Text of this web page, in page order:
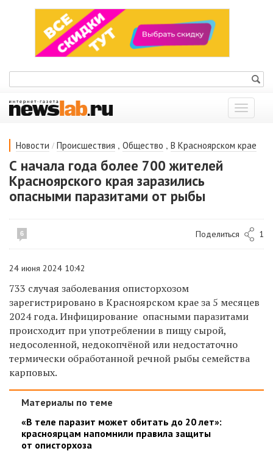
Показать
меню
Новости / Происшествия , Общество , В Красноярском крае
С начала года более 700 жителей
Красноярского края заразились
опасными паразитами от рыбы
6 Поделиться 1
24 июня 2024 10:42
733 случая заболевания описторхозом
зарегистрировано в Красноярском крае за 5 месяцев
2024 года. Инфицирование опасными паразитами
происходит при употреблении в пищу сырой,
недосоленной, недокопчёной или недостаточно
термически обработанной речной рыбы семейства
карповых.
Материалы по теме
«В теле паразит может обитать до 20 лет»:
красноярцам напомнили правила защиты
от описторхоза